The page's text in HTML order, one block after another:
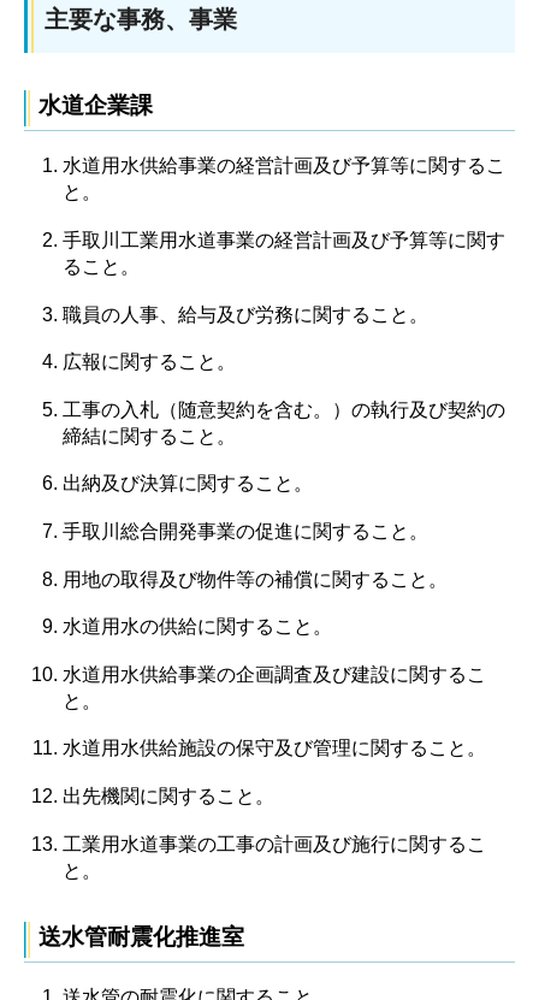
主要な事務、事業
水道企業課
水道用水供給事業の経営計画及び予算等に関するこ
と。
手取川工業用水道事業の経営計画及び予算等に関す
ること。
職員の人事、給与及び労務に関すること。
広報に関すること。
工事の入札（随意契約を含む。）の執行及び契約の
締結に関すること。
出納及び決算に関すること。
手取川総合開発事業の促進に関すること。
用地の取得及び物件等の補償に関すること。
水道用水の供給に関すること。
水道用水供給事業の企画調査及び建設に関するこ
と。
水道用水供給施設の保守及び管理に関すること。
出先機関に関すること。
工業用水道事業の工事の計画及び施行に関するこ
と。
送水管耐震化推進室